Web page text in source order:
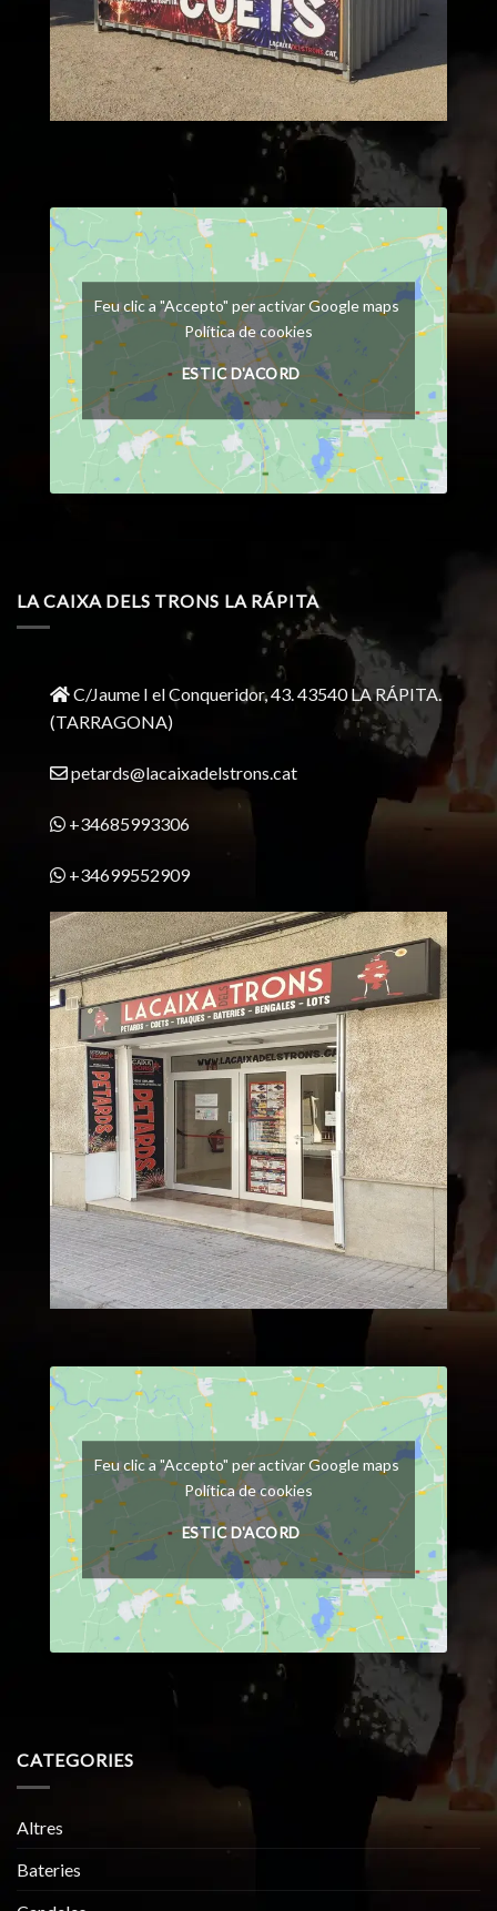
Feu clic a "Accepto" per activar Google maps
Política de cookies
ESTIC D'ACORD
LA CAIXA DELS TRONS LA RÁPITA
C/Jaume I el Conqueridor, 43.43540 LA RÁPITA.
(TARRAGONA)
petards@lacaixadelstrons.cat
+34685993306
+34699552909
Feu clic a "Accepto" per activar Google maps
Política de cookies
ESTIC D'ACORD
CATEGORIES
Altres
Bateries